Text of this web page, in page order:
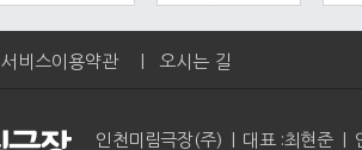
서비스이용약관 오시는 길
인천미림극장(주) | 대표 :최현준 |